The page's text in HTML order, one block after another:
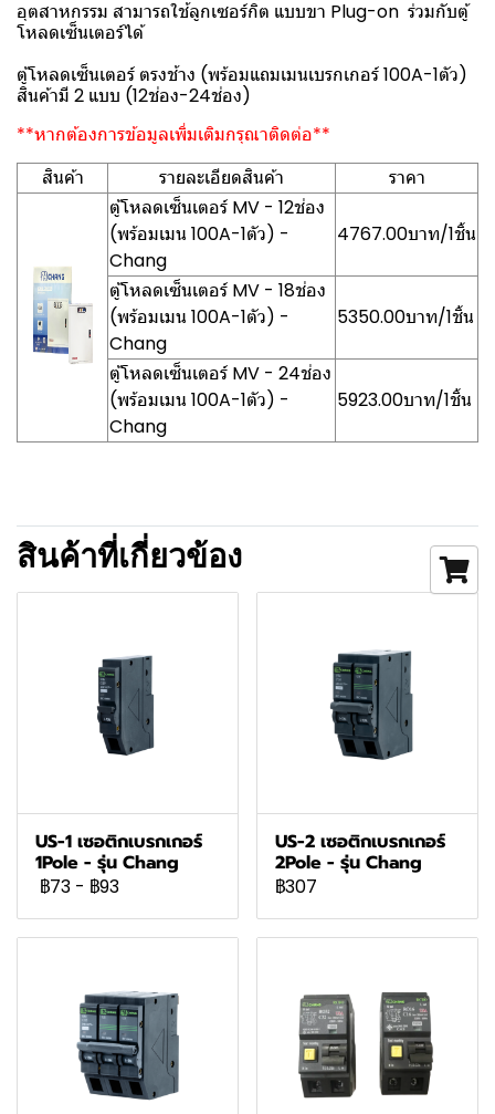
อุตสาหกรรม สามารถใช้ลูกเซอร์กิต แบบขา Plug-on ร่วมกับตู้
โหลดเซ็นเตอร์ได้
ตู้โหลดเซ็นเตอร์ ตรงช้าง (พร้อมแถมเมนเบรกเกอร์ 100A-1ตัว)
สินค้ามี 2 แบบ (12ช่อง-24ช่อง)
**หากต้องการข้อมูลเพิ่มเติมกรุณาติดต่อ**
สินค้า
รายละเอียดสินค้า
ราคา
ตู้โหลดเซ็นเตอร์ MV - 12ช่อง
(พร้อมเมน 100A-1ตัว) -
Chang
4767.00บาท/1ชิ้น
ตู้โหลดเซ็นเตอร์ MV - 18ช่อง
(พร้อมเมน 100A-1ตัว) -
Chang
5350.00บาท/1ชิ้น
ตู้โหลดเซ็นเตอร์ MV - 24ช่อง
(พร้อมเมน 100A-1ตัว) -
Chang
5923.00บาท/1ชิ้น
สินค้าที่เกี่ยวข้อง
US-1 เซอติกเบรกเกอร์
1Pole - รุ่น Chang
฿73 - ฿93
US-2 เซอติกเบรกเกอร์
2Pole - รุ่น Chang
฿307